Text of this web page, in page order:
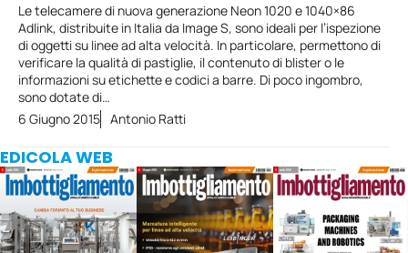
Le telecamere di nuova generazione Neon 1020 e 1040×86
Adlink, distribuite in Italia da Image S, sono ideali per l’ispezione
di oggetti su linee ad alta velocità. In particolare, permettono di
verificare la qualità di pastiglie, il contenuto di blister o le
informazioni su etichette e codici a barre. Di poco ingombro,
sono dotate di…
6 Giugno 2015 Antonio Ratti
EDICOLA WEB